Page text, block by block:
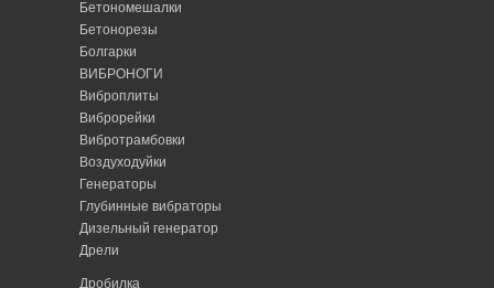
Бетономешалки
Бетонорезы
Болгарки
ВИБРОНОГИ
Виброплиты
Виброрейки
Вибротрамбовки
Воздуходуйки
Генераторы
Глубинные вибраторы
Дизельный генератор
Дрели
Дробилка